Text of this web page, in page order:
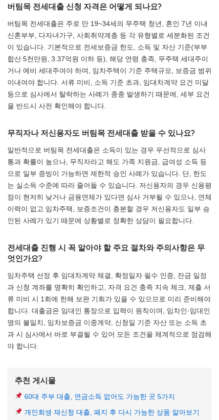
버팀목 전세대출 신청 자격은 어떻게 되나요?
버팀목 전세대출은 주로 만 19~34세의 무주택 청년, 혼인 7년 이내
신혼부부, 다자녀가구, 사회취약계층 등 각 유형별로 세분화된 조건
이 있습니다. 기본적으로 전세보증금 한도, 소득 및 자산 기준(부부
합산 5천만원, 3.37억원 이하 등), 해당 연령 충족, 무주택 세대주이
거나 예비 세대주여야 하며, 임차주택이 기준 주택규모, 보증금 범위
이내여야 합니다. 서류 미비, 소득 기준 초과, 임대차계약 요건 미달
등으로 심사에서 탈락하는 사례가 종종 발생하기 때문에, 세부 요건
을 반드시 사전 확인해야 합니다.
무직자나 저신용자도 버팀목 전세대출 받을 수 있나요?
일반적으로 버팀목 전세대출은 소득이 있는 경우 우선적으로 심사
통과 확률이 높으나, 무직자라고 해도 가족 지원금, 급여성 소득 등
으로 일부 증빙이 가능하면 제한적 승인 사례가 있습니다. 단, 한도
는 실소득 수준에 따라 줄어들 수 있습니다. 저신용자의 경우 신용평
점이 현저히 낮거나 금융연체가 있다면 심사 거부될 수 있으나, 연체
이력이 없고 임차주택, 보증조건이 충분할 경우 저신용자도 일부 승
인된 사례가 있기 때문에 상황별로 정확한 상담이 필요합니다.
전세대출 진행 시 꼭 알아야 할 주요 절차와 주의사항은 무
엇인가요?
임차주택 선정 후 임대차계약 체결, 확정일자 필수 인증, 잔금 일정
과 신청 계좌를 명확히 확인하고, 자격 요건 충족 지속 체크, 제출 서
류 미비 시 1회에 한해 보완 기회가 있을 수 있으므로 미리 준비해야
합니다. 대출금은 임대인 통장으로 입력이 원칙이며, 임차인·임대인
명의 불일치, 임차보증금 이중계약, 신청일 기준 자산 또는 소득 초
과 시 심사에서 바로 부결될 수 있어 모든 조건을 체계적으로 점검해
야 합니다.
추천 게시물
60대 주부 대출, 연금소득 없어도 가능한 곳 5가지
개인회생 재신청 대출, 폐지 후 다시 가능한 상품 알아보기